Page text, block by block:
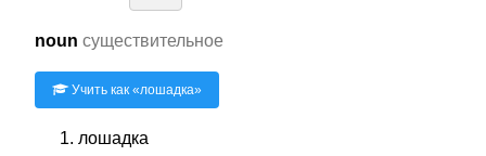
noun существительное
Учить как «лошадка»
лошадка